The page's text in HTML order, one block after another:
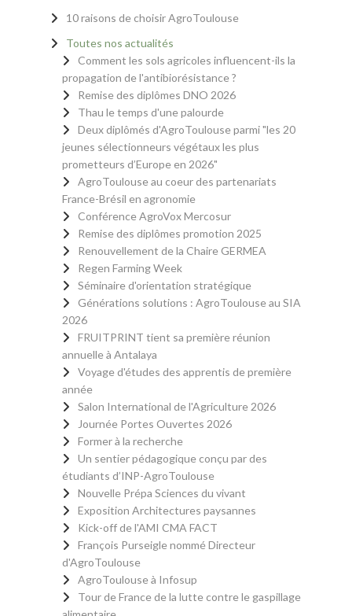
10 raisons de choisir AgroToulouse
Toutes nos actualités
Comment les sols agricoles influencent-ils la
propagation de l'antibiorésistance ?
Remise des diplômes DNO 2026
Thau le temps d'une palourde
Deux diplômés d'AgroToulouse parmi "les 20
jeunes sélectionneurs végétaux les plus
prometteurs d’Europe en 2026"
AgroToulouse au coeur des partenariats
France-Brésil en agronomie
Conférence AgroVox Mercosur
Remise des diplômes promotion 2025
Renouvellement de la Chaire GERMEA
Regen Farming Week
Séminaire d'orientation stratégique
Générations solutions : AgroToulouse au SIA
2026
FRUITPRINT tient sa première réunion
annuelle à Antalaya
Voyage d'études des apprentis de première
année
Salon International de l'Agriculture 2026
Journée Portes Ouvertes 2026
Former à la recherche
Un sentier pédagogique conçu par des
étudiants d’INP-AgroToulouse
Nouvelle Prépa Sciences du vivant
Exposition Architectures paysannes
Kick-off de l'AMI CMA FACT
François Purseigle nommé Directeur
d'AgroToulouse
AgroToulouse à Infosup
Tour de France de la lutte contre le gaspillage